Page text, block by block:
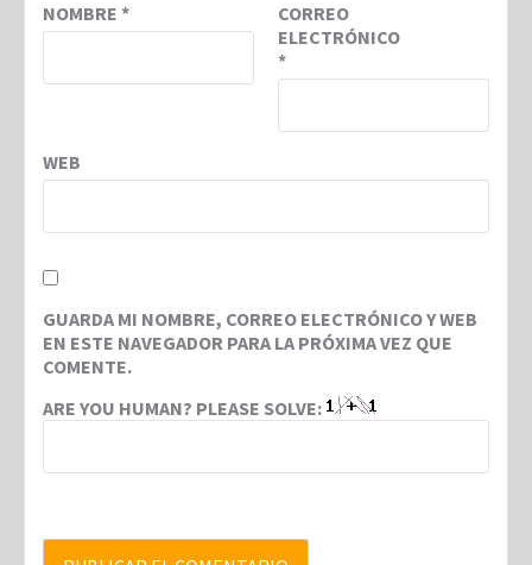
NOMBRE *
CORREO
ELECTRÓNICO
*
WEB
GUARDA MI NOMBRE, CORREO ELECTRÓNICO Y WEB
EN ESTE NAVEGADOR PARA LA PRÓXIMA VEZ QUE
COMENTE.
ARE YOU HUMAN? PLEASE SOLVE: